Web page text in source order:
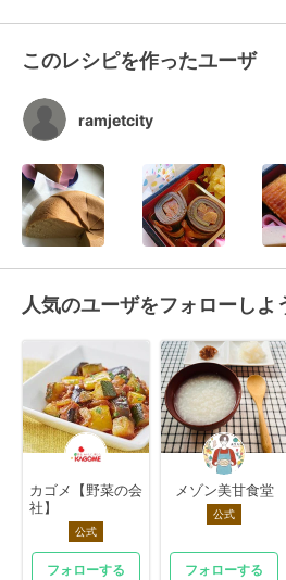
このレシピを作ったユーザ
ramjetcity
人気のユーザをフォローしよ
カゴメ【野菜の会
社】
公式
フォローする
メゾン美甘食堂
公式
フォローする